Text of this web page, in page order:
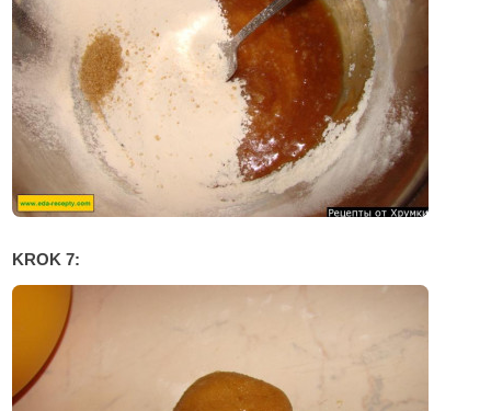
KROK 7: